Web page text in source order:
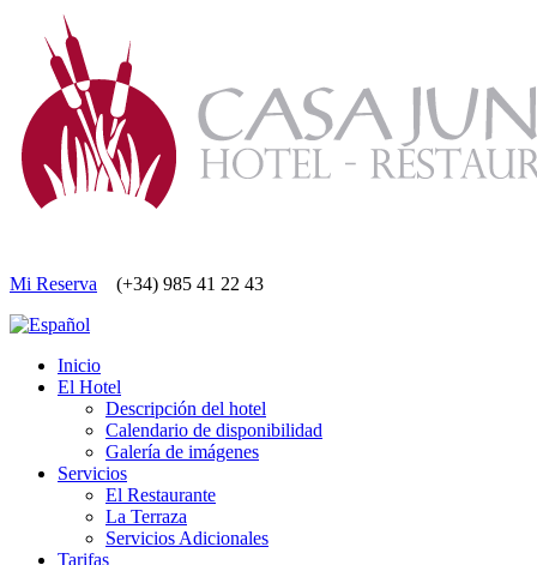
Mi Reserva (+34) 985 41 22 43
Inicio
El Hotel
Descripción del hotel
Calendario de disponibilidad
Galería de imágenes
Servicios
El Restaurante
La Terraza
Servicios Adicionales
Tarifas